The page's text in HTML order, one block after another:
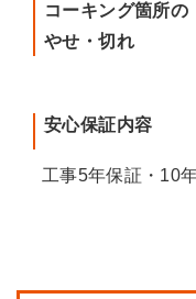
コーキング箇所の
やせ・切れ
安心保証内容
工事5年保証・10